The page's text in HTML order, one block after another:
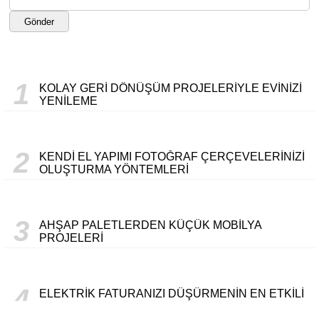
Gönder
1
KOLAY GERI DÖNÜŞÜM PROJELERIYLE EVINIZI
YENILEME
2
KENDI EL YAPIMI FOTOĞRAF ÇERÇEVELERINIZI
OLUŞTURMA YÖNTEMLERI
3
AHŞAP PALETLERDEN KÜÇÜK MOBILYA
PROJELERI
4
ELEKTRIK FATURANIZI DÜŞÜRMENIN EN ETKILI